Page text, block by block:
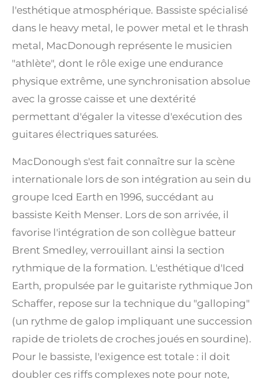
l'esthétique atmosphérique. Bassiste spécialisé
dans le heavy metal, le power metal et le thrash
metal, MacDonough représente le musicien
"athlète", dont le rôle exige une endurance
physique extrême, une synchronisation absolue
avec la grosse caisse et une dextérité
permettant d'égaler la vitesse d'exécution des
guitares électriques saturées.
MacDonough s'est fait connaître sur la scène
internationale lors de son intégration au sein du
groupe Iced Earth en 1996, succédant au
bassiste Keith Menser. Lors de son arrivée, il
favorise l'intégration de son collègue batteur
Brent Smedley, verrouillant ainsi la section
rythmique de la formation. L'esthétique d'Iced
Earth, propulsée par le guitariste rythmique Jon
Schaffer, repose sur la technique du "galloping"
(un rythme de galop impliquant une succession
rapide de triolets de croches joués en sourdine).
Pour le bassiste, l'exigence est totale : il doit
doubler ces riffs complexes note pour note,